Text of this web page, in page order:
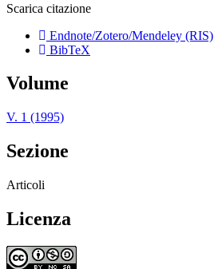
Scarica citazione
Endnote/Zotero/Mendeley (RIS)
BibTeX
Volume
V. 1 (1995)
Sezione
Articoli
Licenza